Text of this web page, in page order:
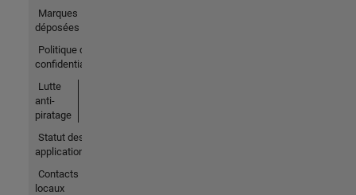
Marques
déposées
Politique de
confidentialité
Lutte
anti-
piratage
Statut des
applications
Contacts
locaux